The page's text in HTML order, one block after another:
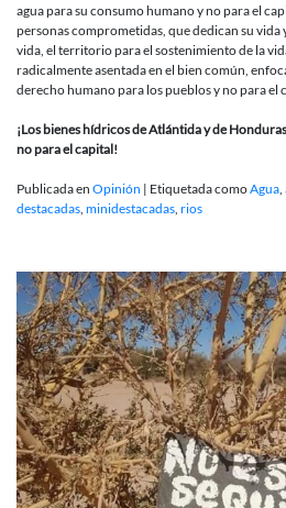
agua para su consumo humano y no para el
personas comprometidas, que dedican su vida
vida, el territorio para el sostenimiento de la
radicalmente asentada en el bien común,
derecho humano para los pueblos y no para el
¡Los bienes hídricos de Atlántida y de
nopara el capital!
Publicada en Opinión | Etiquetada comoAgua
destacadas minidestacadas rios